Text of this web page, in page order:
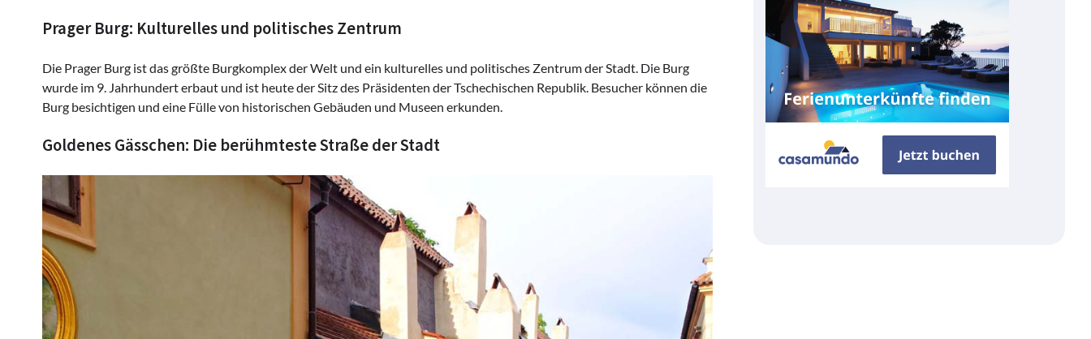
Prager Burg: Kulturelles und politisches Zentrum
Die Prager Burg ist das größte Burgkomplex der Welt und ein kulturelles und politisches Zentrum der Stadt. Die Burg
wurde im 9. Jahrhundert erbaut und ist heute der Sitz des Präsidenten der Tschechischen Republik. Besucher können die
Burg besichtigen und eine Fülle von historischen Gebäuden und Museen erkunden.
Goldenes Gässchen: Die berühmteste Straße der Stadt